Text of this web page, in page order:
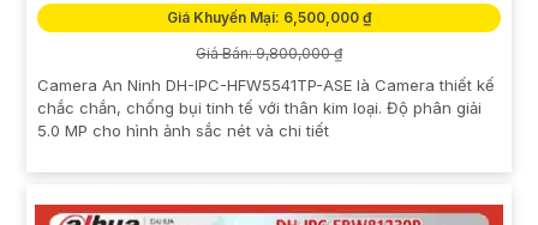
Giá Khuyến Mại: 6,500,000 ₫
Giá Bán: 9,800,000 ₫
Camera An Ninh DH-IPC-HFW5541TP-ASE là Camera thiết kế
chắc chắn, chống bụi tinh tế với thân kim loại. Độ phân giải
5.0 MP cho hình ảnh sắc nét và chi tiết